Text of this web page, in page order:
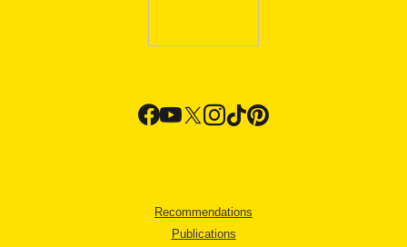
Recommendations
Publications